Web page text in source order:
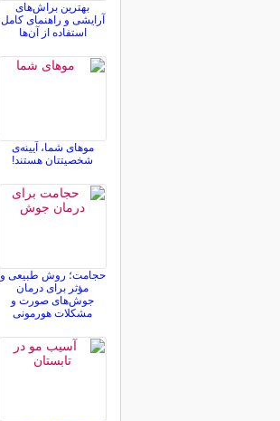
بهترین براش‌های
آرایشی و راهنمای کامل
استفاده از آن‌ها
موهای شما، آیینه‌ی
شخصیتتان هستند!
حجامت؛ روش طبیعی و
مؤثر برای درمان
جوش‌های صورت و
مشکلات هورمونی